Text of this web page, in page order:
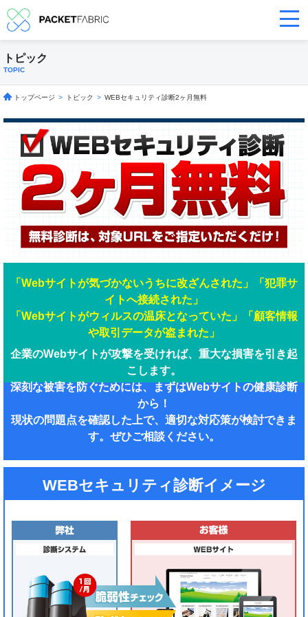
トピック
TOPIC
トップページ > トピック > WEBセキュリティ診断2ヶ月無料
「Webサイトが気づかないうちに改ざんされた」「犯罪サ
イトへ接続された」
「Webサイトがウィルスの温床となっていた」「顧客情報
や取引データが盗まれた」
企業のWebサイトが攻撃を受ければ、重大な損害を引き起
こします。
深刻な被害を防ぐためには、まずはWebサイトの健康診断
から！
現状の問題点を確認した上で、適切な対応策が検討できま
す。ぜひご相談ください。
WEBセキュリティ診断イメージ